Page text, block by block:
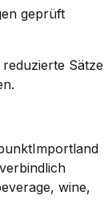
geprüft
Sätze
Importland
wine,